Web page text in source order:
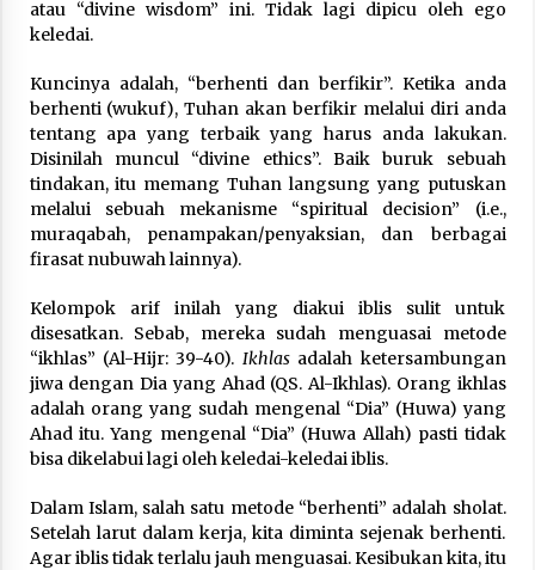
atau “divine wisdom” ini. Tidak lagi dipicu oleh ego
keledai.
Kuncinya adalah, “berhenti dan berfikir”. Ketika anda
berhenti (wukuf), Tuhan akan berfikir melalui diri anda
tentang apa yang terbaik yang harus anda lakukan.
Disinilah muncul “divine ethics”. Baik buruk sebuah
tindakan, itu memang Tuhan langsung yang putuskan
melalui sebuah mekanisme “spiritual decision” (i.e.,
muraqabah, penampakan/penyaksian, dan berbagai
firasat nubuwah lainnya).
Kelompok arif inilah yang diakui iblis sulit untuk
disesatkan. Sebab, mereka sudah menguasai metode
“ikhlas” (Al-Hijr: 39-40). Ikhlasadalah ketersambungan
jiwa dengan Dia yang Ahad (QS. Al-Ikhlas). Orang ikhlas
adalah orang yang sudah mengenal “Dia” (Huwa) yang
Ahad itu. Yang mengenal “Dia” (Huwa Allah) pasti tidak
bisa dikelabui lagi oleh keledai-keledai iblis.
Dalam Islam, salah satu metode “berhenti” adalah sholat.
Setelah larut dalam kerja, kita diminta sejenak berhenti.
Agar iblis tidak terlalu jauh menguasai. Kesibukan kita, itu